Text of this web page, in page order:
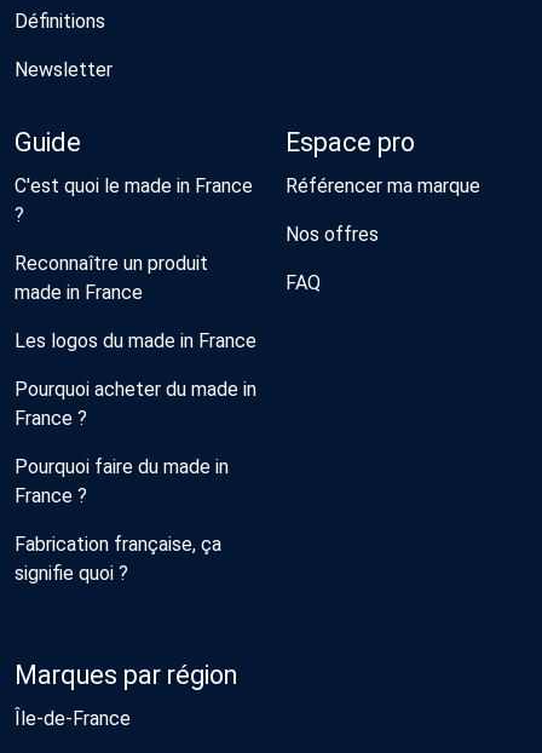
Définitions
Newsletter
Guide
C'est quoi le made in France
?
Reconnaître un produit
made in France
Les logos du made in France
Pourquoi acheter du made in
France ?
Pourquoi faire du made in
France ?
Fabrication française, ça
signifie quoi ?
Espace pro
Référencer ma marque
Nos offres
FAQ
Marques par région
Île-de-France